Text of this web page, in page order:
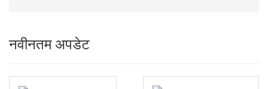
नवीनतम अपडेट